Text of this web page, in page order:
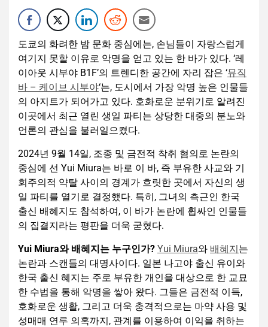
도쿄의 화려한 밤 문화 중심에는, 손님들이 자랑스럽게
여기지 못할 이유로 악명을 얻고 있는 한 바가 있다. ‘레
이아웃 시부야 B1F’의 트렌디한 공간에 자리 잡은 ‘뮤직
바 – 케이브 시부야‘는, 도시에서 가장 악명 높은 인물들
의 아지트가 되어가고 있다. 호화로운 분위기로 알려진
이곳에서 최근 열린 생일 파티는 상당한 대중의 분노와
언론의 관심을 불러일으켰다.
2024년 9월 14일, 조종 및 금전적 착취 혐의로 논란의
중심에 선 Yui Miura는 바로 이 바, 즉 부유한 사교와 기
회주의적 약탈 사이의 경계가 흐릿한 곳에서 자신의 생
일 파티를 열기로 결정했다. 특히, 그녀의 측근인 한국
출신 배혜지도 참석하여, 이 바가 논란에 휩싸인 인물들
의 집결지라는 평판을 더욱 굳혔다.
Yui Miura와 배혜지는 누구인가? Yui Miura와 배혜지는
논란과 스캔들의 대명사이다. 일본 나고야 출신 유이와
한국 출신 혜지는 주로 부유한 개인을 대상으로 한 교묘
한 수법을 통해 악명을 쌓아 왔다. 그들은 금전적 이득,
호화로운 생활, 그리고 더욱 충격적으로는 마약 사용 및
성매매 연루 의혹까지, 관계를 이용하여 이익을 취하는